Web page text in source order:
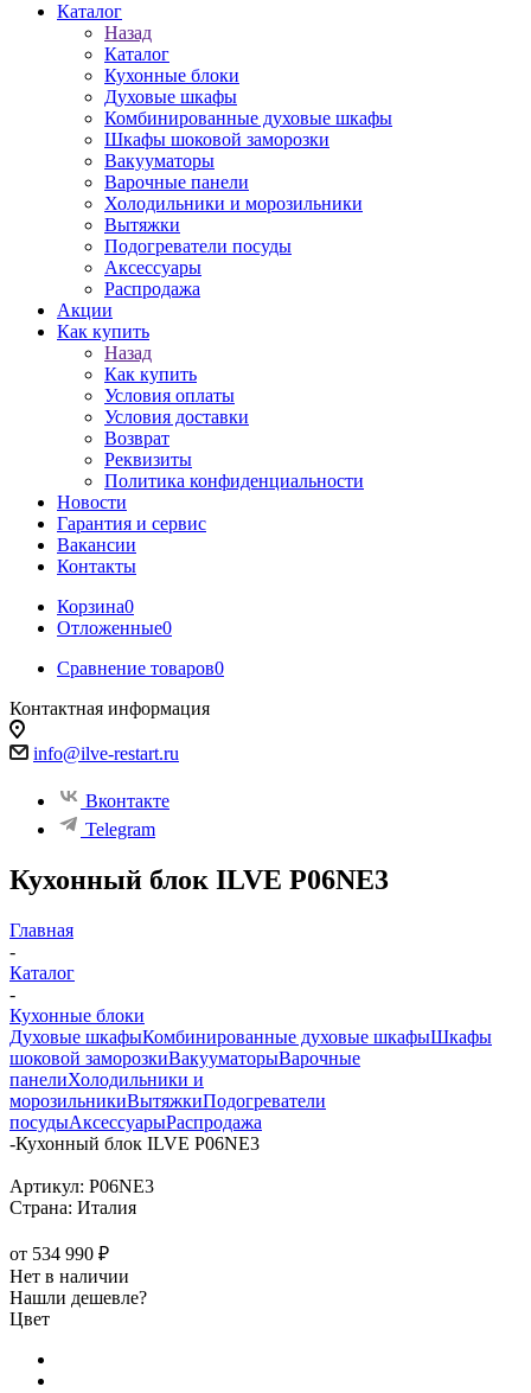
Каталог
Назад
Каталог
Кухонные блоки
Духовые шкафы
Комбинированные духовые шкафы
Шкафы шоковой заморозки
Вакууматоры
Варочные панели
Холодильники и морозильники
Вытяжки
Подогреватели посуды
Аксессуары
Распродажа
Акции
Как купить
Назад
Как купить
Условия оплаты
Условия доставки
Возврат
Реквизиты
Политика конфиденциальности
Новости
Гарантия и сервис
Вакансии
Контакты
Корзина0
Отложенные0
Сравнение товаров0
Контактная информация
info@ilve-restart.ru
Вконтакте
Telegram
Кухонный блок ILVE P06NE3
Главная
-
Каталог
-
Кухонные блоки
Духовые шкафыКомбинированные духовые шкафыШкафы
шоковой заморозкиВакууматорыВарочные
панелиХолодильники и
морозильникиВытяжкиПодогреватели
посудыАксессуарыРаспродажа
-Кухонный блок ILVE P06NE3
Артикул: P06NE3
Страна: Италия
от 534 990 ₽
Нет в наличии
Нашли дешевле?
Цвет